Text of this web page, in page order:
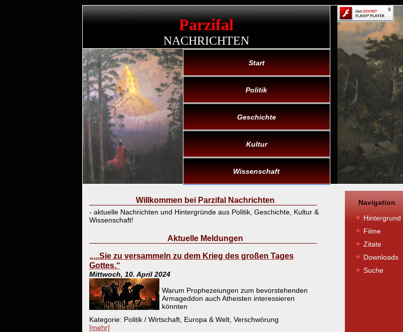
Parzifal
NACHRICHTEN
Start
Politik
Geschichte
Kultur
Wissenschaft
Navigation
Hintergrund
Filme
Zitate
Downloads
Suche
Willkommen bei Parzifal Nachrichten
- aktuelle Nachrichten und Hintergründe aus Politik, Geschichte, Kultur &
Wissenschaft!
Aktuelle Meldungen
„...Sie zu versammeln zu dem Krieg des großen Tages
Gottes.“
Mittwoch, 10. April 2024
Warum Prophezeiungen zum bevorstehenden
Armageddon auch Atheisten interessieren
könnten
Kategorie: Politik / Wirtschaft, Europa & Welt, Verschwörung
[mehr]